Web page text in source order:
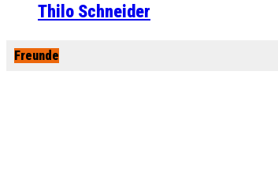
Thilo Schneider
Freunde